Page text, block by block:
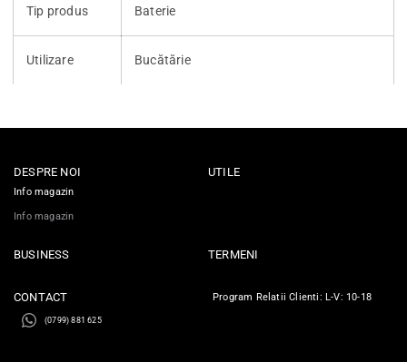
Tip produs Baterie
Utilizare Bucătărie
DESPRE NOI
Info magazin
Info magazin
UTILE
BUSINESS TERMENI
CONTACT
(0799) 881 625
Program Relatii Clienti: L-V: 10-18